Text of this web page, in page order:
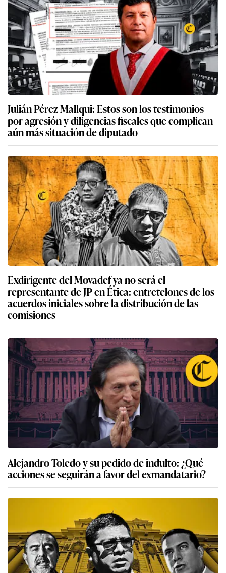
Julián Pérez Mallqui: Estos son los testimonios
por agresión y diligencias fiscales que complican
aún más situación de diputado
Exdirigente del Movadef ya no será el
representante de JP en Ética: entretelones de los
acuerdos iniciales sobre la distribución de las
comisiones
Alejandro Toledo y su pedido de indulto: ¿Qué
acciones se seguirán a favor del exmandatario?